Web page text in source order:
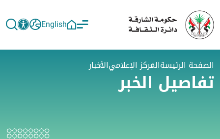
English
الصفحة الرئيسةالمركز الإعلاميالأخبار
تفاصيل الخبر